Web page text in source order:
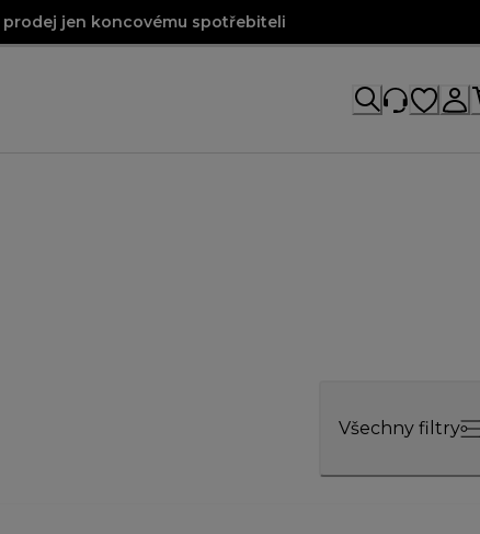
prodej jen koncovému spotřebiteli
Všechny filtry